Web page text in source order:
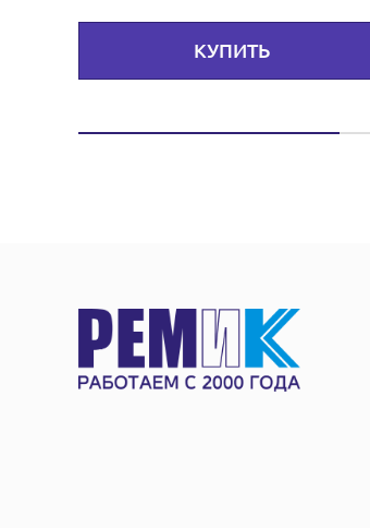
КУПИТЬ